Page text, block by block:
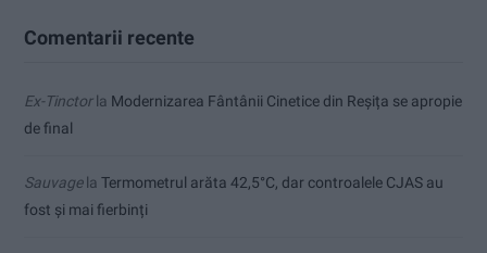
Comentarii recente
Ex-Tinctorla Modernizarea Fântânii Cinetice din Reșița se apropie
de final
Sauvagela Termometrul arăta 42,5°C, dar controalele CJAS au
fost și mai fierbinți